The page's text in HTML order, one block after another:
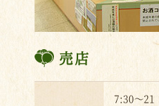
売店
7:30～21